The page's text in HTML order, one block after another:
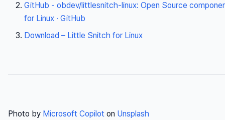
GitHub - obdev/littlesnitch-linux: Open Source
for Linux · GitHub
Download – Little Snitch for Linux
Photo by Microsoft Copilot on Unsplash